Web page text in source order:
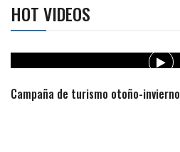
HOT VIDEOS
Campaña de turismo otoño-invierno